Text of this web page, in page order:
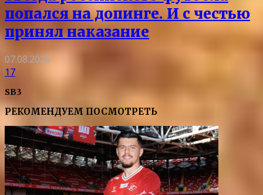
попался на допинге. И с честью
принял наказание
07.08.2026
17
SB3
РЕКОМЕНДУЕМ ПОСМОТРЕТЬ